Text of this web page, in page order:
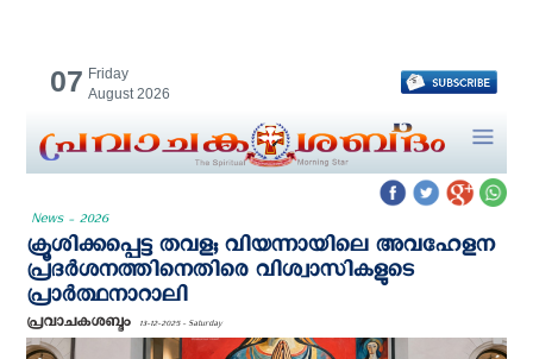
07 Friday
August 2026
News - 2026
ക്രൂശിക്കപ്പെട്ട തവള; വിയന്നായിലെ അവഹേളന
പ്രദര്‍ശനത്തിനെതിരെ വിശ്വാസികളുടെ
പ്രാര്‍ത്ഥനാറാലി
പ്രവാചകശബ്ദം 13-12-2025 - Saturday